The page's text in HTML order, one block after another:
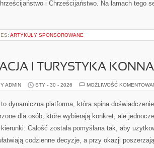
i Chrześcijaństwo. Na łamach tego
ARTYKUŁY SPONSOROWANE
I TURYSTYKA KONNA
ADMIN STY - 30 - 2026 MOŻLIWOŚĆ
to dynamiczna platforma, która spina
dla osób, które wybierają konkret, ale
Całość została pomyślana tak, aby
codzienne decyzje, a przy okazji